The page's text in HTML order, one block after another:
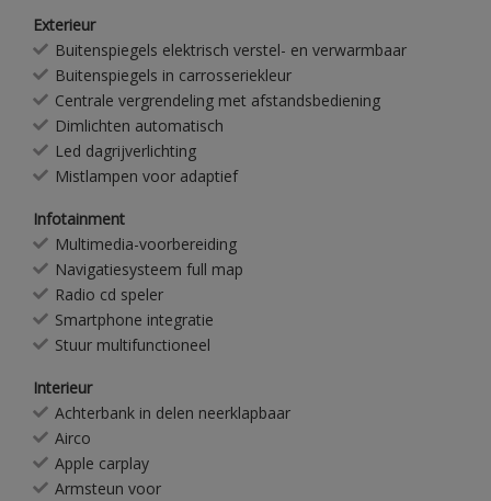
Exterieur
Buitenspiegels elektrisch verstel- en verwarmbaar
Buitenspiegels in carrosseriekleur
Centrale vergrendeling met afstandsbediening
Dimlichten automatisch
Led dagrijverlichting
Mistlampen voor adaptief
Infotainment
Multimedia-voorbereiding
Navigatiesysteem full map
Radio cd speler
Smartphone integratie
Stuur multifunctioneel
Interieur
Achterbank in delen neerklapbaar
Airco
Apple carplay
Armsteun voor